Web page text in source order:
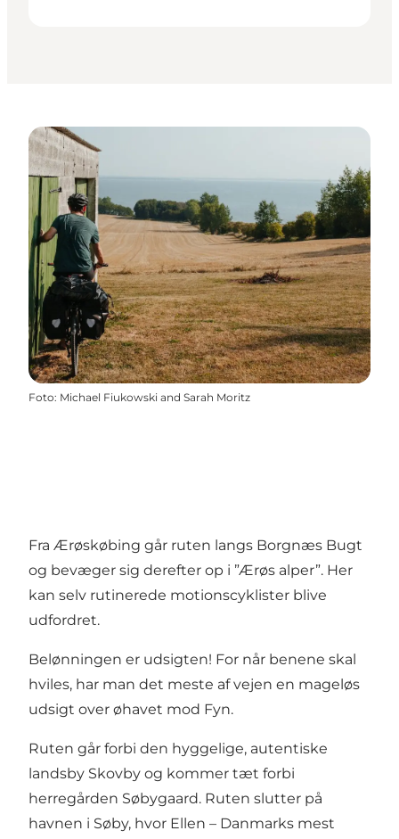
Foto: Michael Fiukowski and Sarah Moritz
Fra Ærøskøbing går ruten langs Borgnæs Bugt
og bevæger sig derefter op i ”Ærøs alper”. Her
kan selv rutinerede motionscyklister blive
udfordret.
Belønningen er udsigten! For når benene skal
hviles, har man det meste af vejen en mageløs
udsigt over øhavet mod Fyn.
Ruten går forbi den hyggelige, autentiske
landsby Skovby og kommer tæt forbi
herregården Søbygaard. Ruten slutter på
havnen i Søby, hvor Ellen – Danmarks mest